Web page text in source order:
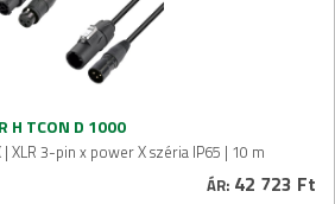
H TCON D 1000
XLR 3-pin x power X széria IP65 | 10 m
ÁR: 42 723 Ft